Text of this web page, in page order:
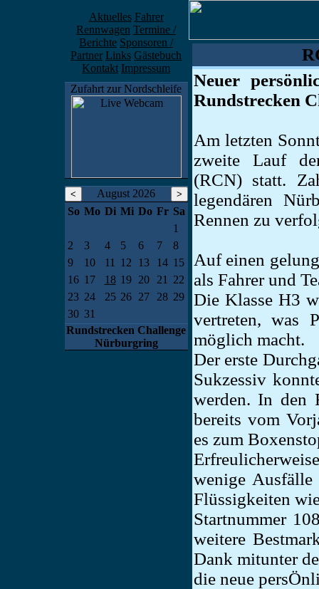
Aktuelles Fahrer
Rennwagen Termine /
Berichte Sponsoren /
Partner Links Gästebuch
Kontakt Impressum
Zufahrt zur Nordschleife
August 2026
So Mo Di Mi Do Fr Sa
1
2
3 4 5 6 7
8
9
10 11 12 13 14 15
16 17 18 19 20 21
22
23 24 25 26 27 28 29
30 31
Rundstrecken Challenge
Nürburgring
Neuer
Rundstrecken
Am letzten
zweite Lauf
(RCN) statt.
legendären
Rennen zu
Auf einen
als Fahrer und
Die Klasse H3
vertreten, was
möglich macht.
Der erste
Sukzessiv
werden. In den
bereits vom
es zum
wenige
Flüssigkeiten
Startnummer
weitere
Dank mitunter
die neue